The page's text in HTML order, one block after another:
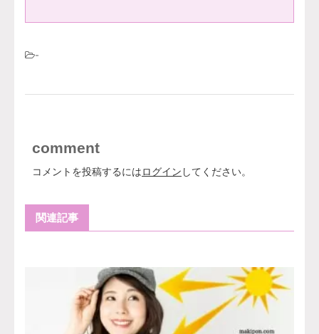
-
comment
コメントを投稿するにはログイン してください。
関連記事